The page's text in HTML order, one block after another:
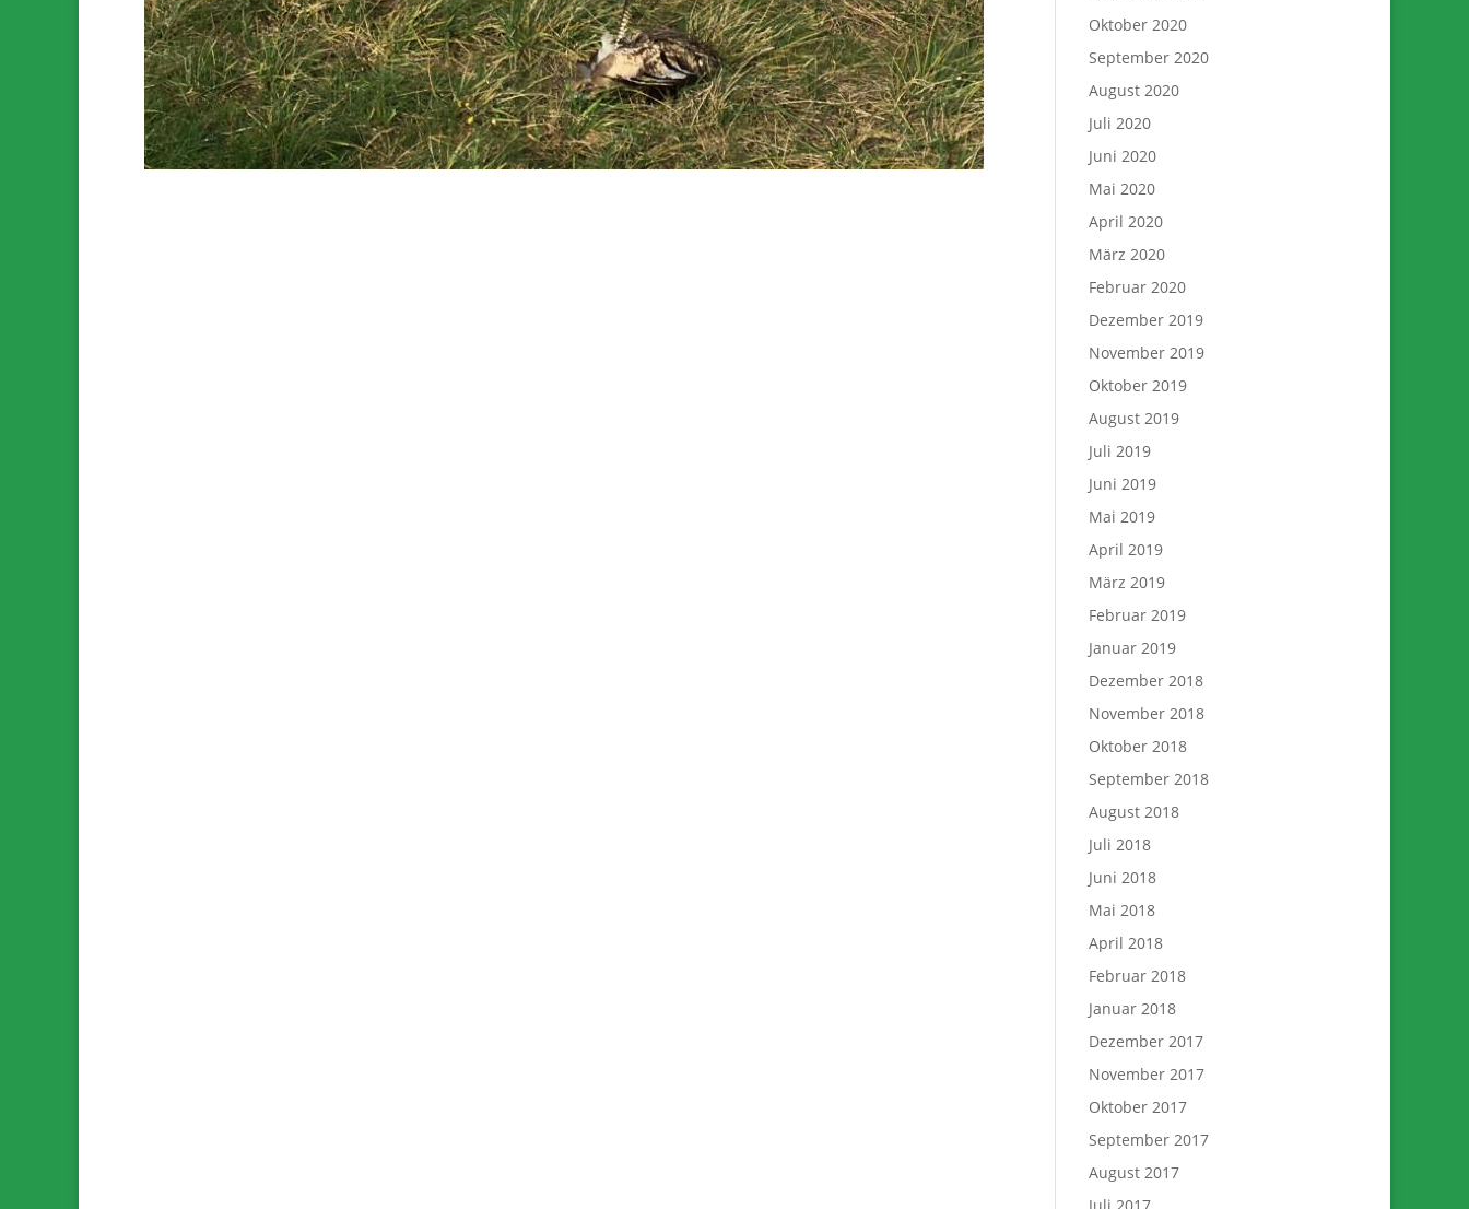
Oktober 2020
September 2020
August 2020
Juli 2020
Juni 2020
Mai 2020
April 2020
März 2020
Februar 2020
Dezember 2019
November 2019
Oktober 2019
August 2019
Juli 2019
Juni 2019
Mai 2019
April 2019
März 2019
Februar 2019
Januar 2019
Dezember 2018
November 2018
Oktober 2018
September 2018
August 2018
Juli 2018
Juni 2018
Mai 2018
April 2018
Februar 2018
Januar 2018
Dezember 2017
November 2017
Oktober 2017
September 2017
August 2017